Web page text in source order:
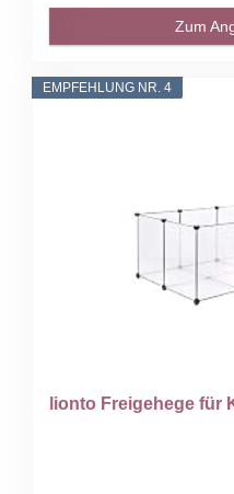
Zum
EMPFEHLUNG NR. 4
lionto Freigehege für